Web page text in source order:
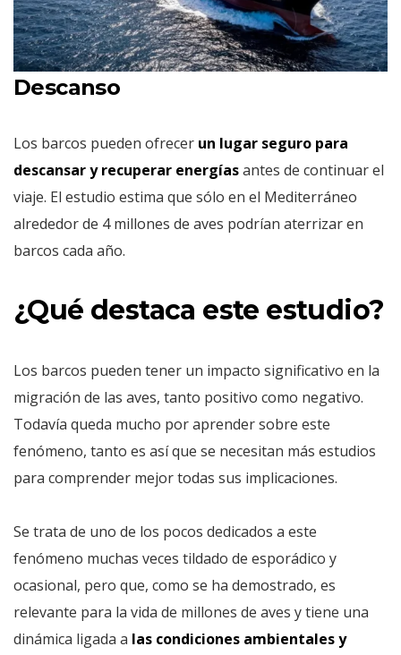
Descanso
Los barcos pueden ofrecer un lugar seguro para
descansar y recuperar energíasantes de continuar el
viaje. El estudio estima que sólo en el Mediterráneo
alrededor de 4 millones de aves podrían aterrizar en
barcos cada año.
¿Qué destaca este estudio?
Los barcos pueden tener un impacto significativo en la
migración de las aves, tanto positivo como negativo.
Todavía queda mucho por aprender sobre este
fenómeno, tanto es así que se necesitan más estudios
para comprender mejor todas sus implicaciones.
Se trata de uno de los pocos dedicados a este
fenómeno muchas veces tildado de esporádico y
ocasional, pero que, como se ha demostrado, es
relevante para la vida de millones de aves y tiene una
dinámica ligada a las condiciones ambientales y